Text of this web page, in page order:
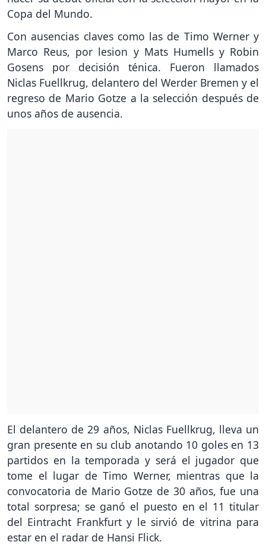
Copa del Mundo.
Con ausencias claves como las de Timo Werner y
Marco Reus, por lesion y Mats Humells y Robin
Gosens por decisión ténica. Fueron llamados
Niclas Fuellkrug, delantero del Werder Bremen y el
regreso de Mario Gotze a la selección después de
unos años de ausencia.
El delantero de 29 años, Niclas Fuellkrug, lleva un
gran presente en su club anotando 10 goles en 13
partidos en la temporada y será el jugador que
tome el lugar de Timo Werner, mientras que la
convocatoria de Mario Gotze de 30 años, fue una
total sorpresa; se ganó el puesto en el 11 titular
del Eintracht Frankfurt y le sirvió de vitrina para
estar en el radar de Hansi Flick.